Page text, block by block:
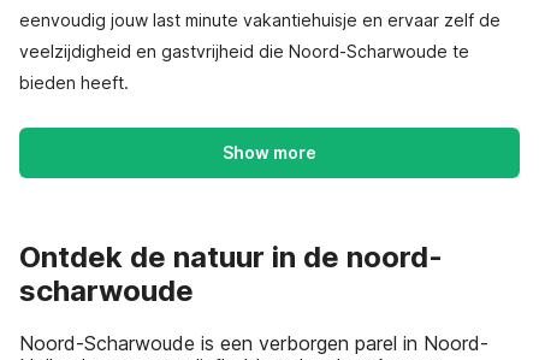
eenvoudig jouw last minute vakantiehuisje en ervaar zelf de
veelzijdigheid en gastvrijheid die Noord-Scharwoude te
bieden heeft.
Show more
Ontdek de natuur in de noord-
scharwoude
Noord-Scharwoude is een verborgen parel in Noord-